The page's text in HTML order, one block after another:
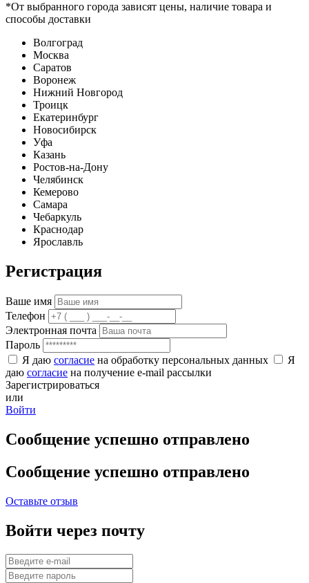
*От выбранного города зависят цены, наличие товара и
способы доставки
Волгоград
Москва
Саратов
Воронеж
Нижний Новгород
Троицк
Екатеринбург
Новосибирск
Уфа
Казань
Ростов-на-Дону
Челябинск
Кемерово
Самара
Чебаркуль
Краснодар
Ярославль
Регистрация
Ваше имя
Телефон
Электронная почта
Пароль
Я даю согласие на обработку персональных данных
Я
даю согласие на получение e-mail рассылки
Зарегистрироваться
или
Войти
Сообщение успешно отправлено
Сообщение успешно отправлено
Оставьте отзыв
Войти через почту